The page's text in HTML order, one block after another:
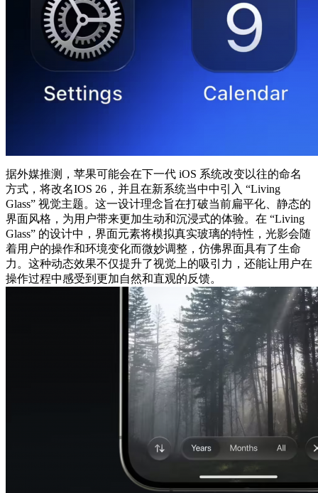
据外媒推测，苹果可能会在下一代 iOS 系统改变以往的命名
方式，将改名IOS 26，并且在新系统当中中引入 “Living
Glass” 视觉主题。这一设计理念旨在打破当前扁平化、静态的
界面风格，为用户带来更加生动和沉浸式的体验。在 “Living
Glass” 的设计中，界面元素将模拟真实玻璃的特性，光影会随
着用户的操作和环境变化而微妙调整，仿佛界面具有了生命
力。这种动态效果不仅提升了视觉上的吸引力，还能让用户在
操作过程中感受到更加自然和直观的反馈。